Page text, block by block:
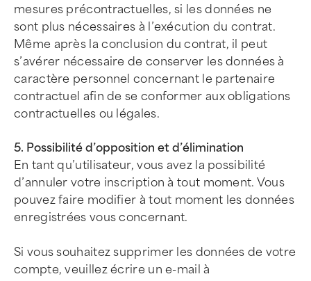
mesures précontractuelles, si les données ne
sont plus nécessaires à l’exécution du contrat.
Même après la conclusion du contrat, il peut
s’avérer nécessaire de conserver les données à
caractère personnel concernant le partenaire
contractuel afin de se conformer aux obligations
contractuelles ou légales.
5. Possibilité d’opposition et d’élimination
En tant qu’utilisateur, vous avez la possibilité
d’annuler votre inscription à tout moment. Vous
pouvez faire modifier à tout moment les données
enregistrées vous concernant.
Si vous souhaitez supprimer les données de votre
compte, veuillez écrire un e-mail à